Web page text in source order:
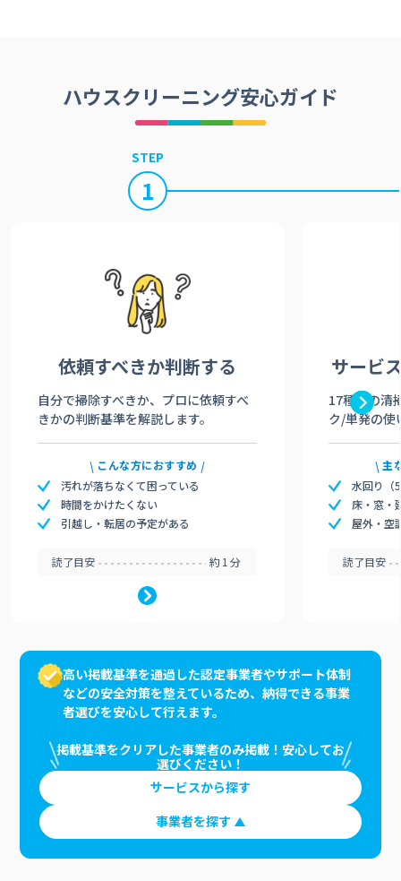
ハウスクリーニング安心ガイド
STEP
1
依頼すべきか判断する
自分で掃除すべきか、プロに依頼すべ
きかの判断基準を解説します。
こんな方におすすめ
汚れが落ちなくて困っている
時間をかけたくない
引越し・転居の予定がある
読了目安 約1分
サービ
17種類の清
ク/単発の使
主
水回り（
床・窓・
屋外・空
読了目安
高い掲載基準を通過した認定事業者やサポート体制
などの安全対策を整えているため、納得できる事業
者選びを安心して行えます。
掲載基準をクリアした事業者のみ掲載！安心してお
選びください！
サービスから探す
事業者を探す